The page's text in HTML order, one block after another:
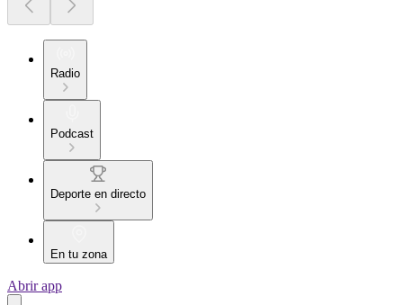
Radio
Podcast
Deporte en directo
En tu zona
Abrir app